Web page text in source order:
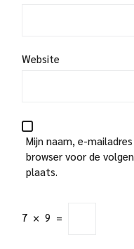
Website
Mijn naam, e-
browser voor de
plaats.
7 × 9 =